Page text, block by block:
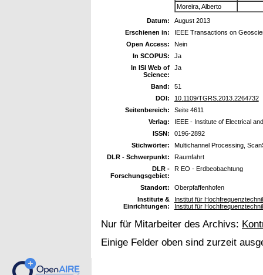
Moreira, Alberto
Datum:
August 2013
Erschienen in:
IEEE Transactions on
Open Access:
Nein
In SCOPUS:
Ja
In ISI Web of
Science:
Ja
Band:
51
DOI:
10.1109/TGRS.2013.2264732
Seitenbereich:
Seite 4611
Verlag:
IEEE - Institute of Electrical
ISSN:
0196-2892
Stichwörter:
Multichannel Processing,
DLR - Schwerpunkt:
Raumfahrt
DLR -
Forschungsgebiet:
R EO - Erdbeobachtung
Standort:
Oberpfaffenhofen
Institute &
Einrichtungen:
Institut für
Institut für
Nur für Mitarbeiter des Archivs:
Einige Felder oben sind zurzeit